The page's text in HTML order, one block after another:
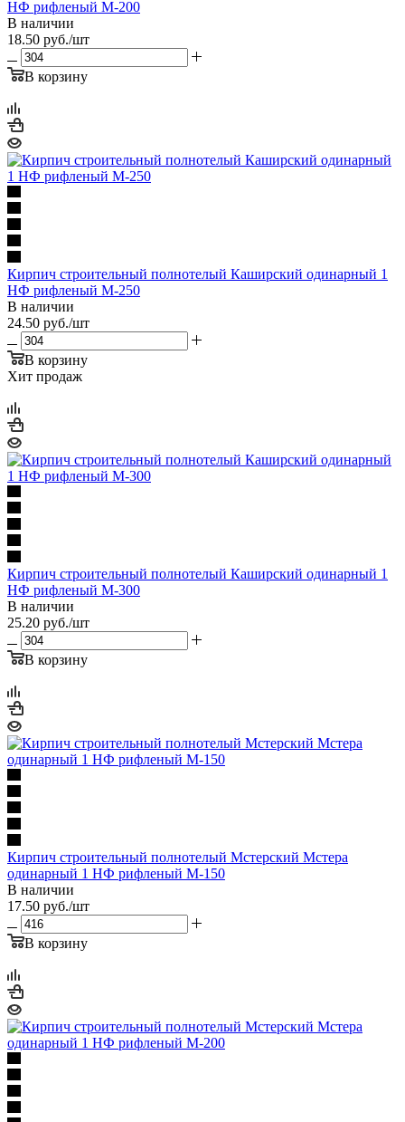
НФ рифленый М-200
В наличии
18.50 руб./шт
В корзину
Кирпич строительный полнотелый Каширский одинарный 1
НФ рифленый М-250
В наличии
24.50 руб./шт
В корзину
Хит продаж
Кирпич строительный полнотелый Каширский одинарный 1
НФ рифленый М-300
В наличии
25.20 руб./шт
В корзину
Кирпич строительный полнотелый Мстерский Мстера
одинарный 1 НФ рифленый М-150
В наличии
17.50 руб./шт
В корзину